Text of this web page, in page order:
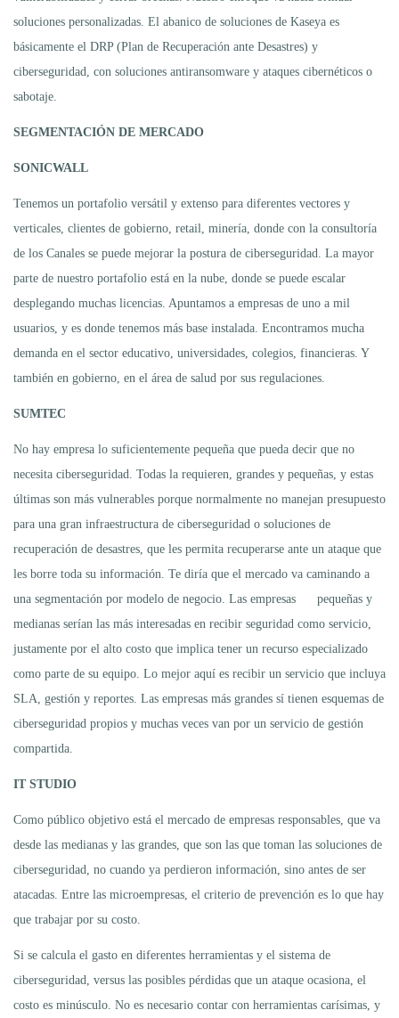
soluciones personalizadas. El abanico de soluciones de Kaseya es
básicamente el DRP (Plan de Recuperación ante Desastres) y
ciberseguridad, con soluciones antiransomware y ataques cibernéticos o
sabotaje.
SEGMENTACIÓN DE MERCADO
SONICWALL
Tenemos un portafolio versátil y extenso para diferentes vectores y
verticales, clientes de gobierno, retail, minería, donde con la consultoría
de los Canales se puede mejorar la postura de ciberseguridad. La mayor
parte de nuestro portafolio está en la nube, donde se puede escalar
desplegando muchas licencias. Apuntamos a empresas de uno a mil
usuarios, y es donde tenemos más base instalada. Encontramos mucha
demanda en el sector educativo, universidades, colegios, financieras. Y
también en gobierno, en el área de salud por sus regulaciones.
SUMTEC
No hay empresa lo suficientemente pequeña que pueda decir que no
necesita ciberseguridad. Todas la requieren, grandes y pequeñas, y estas
últimas son más vulnerables porque normalmente no manejan presupuesto
para una gran infraestructura de ciberseguridad o soluciones de
recuperación de desastres, que les permita recuperarse ante un ataque que
les borre toda su información. Te diría que el mercado va caminando a
una segmentación por modelo de negocio. Las empresas pequeñas y
medianas serían las más interesadas en recibir seguridad como servicio,
justamente por el alto costo que implica tener un recurso especializado
como parte de su equipo. Lo mejor aquí es recibir un servicio que incluya
SLA, gestión y reportes. Las empresas más grandes sí tienen esquemas de
ciberseguridad propios y muchas veces van por un servicio de gestión
compartida.
IT STUDIO
Como público objetivo está el mercado de empresas responsables, que va
desde las medianas y las grandes, que son las que toman las soluciones de
ciberseguridad, no cuando ya perdieron información, sino antes de ser
atacadas. Entre las microempresas, el criterio de prevención es lo que hay
que trabajar por su costo.
Si se calcula el gasto en diferentes herramientas y el sistema de
ciberseguridad, versus las posibles pérdidas que un ataque ocasiona, el
costo es minúsculo. No es necesario contar con herramientas carísimas, y